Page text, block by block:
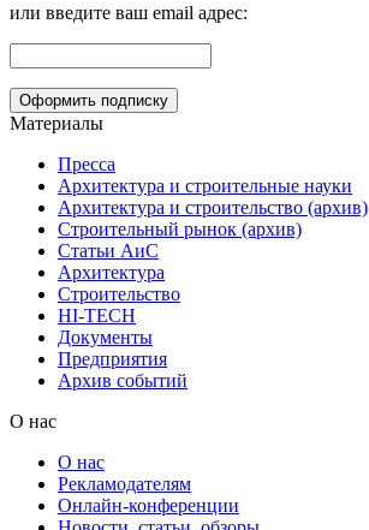
или введите ваш email адрес:
Материалы
Пресса
Архитектура и строительные науки
Архитектура и строительство (архив)
Строительный рынок (архив)
Статьи АиС
Архитектура
Строительство
HI-TECH
Документы
Предприятия
Архив событий
О нас
О нас
Рекламодателям
Онлайн-конференции